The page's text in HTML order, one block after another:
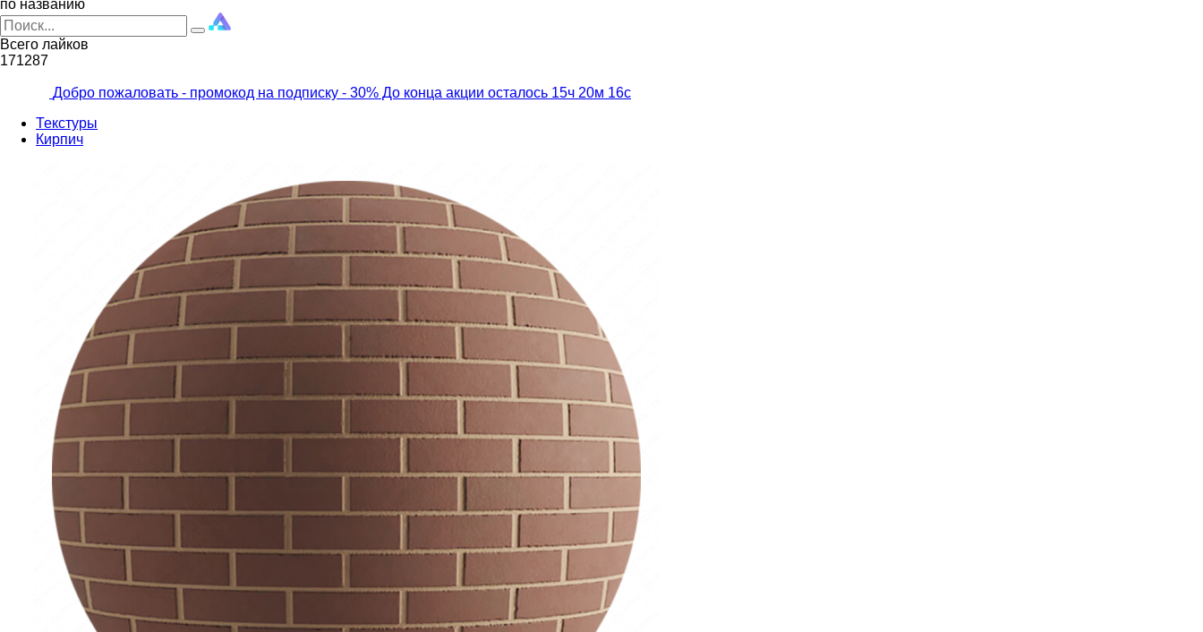
по названию
Всего лайков
171287
Добро пожаловать - промокод на подписку - 30% До конца акции осталось 15ч 20м 15с
Текстуры
Кирпич